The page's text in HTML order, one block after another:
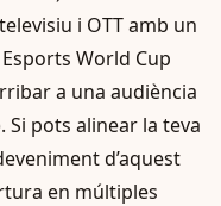
i OTT amb un
World Cup
a una audiència
Si pots alinear la teva
d’aquest
en múltiples